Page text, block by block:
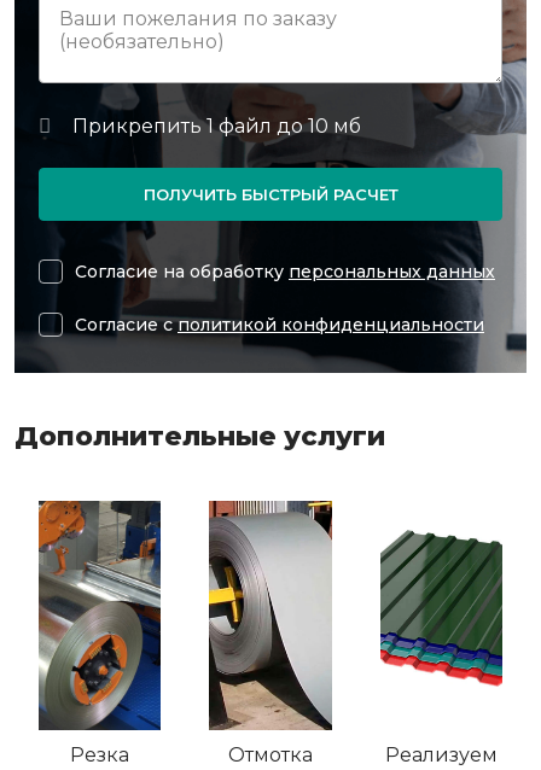
ПОЛУЧИТЬ БЫСТРЫЙ РАСЧЕТ
Согласие на обработку персональных данных
Согласие сполитикой конфиденциальности
Дополнительные услуги
Резка
Отмотка
Реализуем